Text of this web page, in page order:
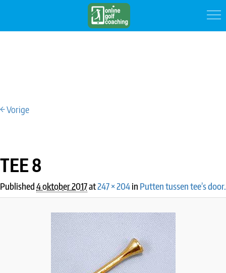
IMAGE NAVIGATION
← Vorige
TEE 8
Published4 oktober 2017at247 × 204in Putten tussen tee’s door.